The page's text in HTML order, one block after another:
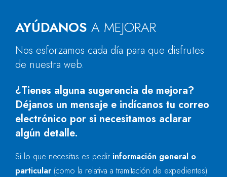
AYÚDANOS A MEJORAR
Nos esforzamos cada día para que disfrutes
de nuestra web.
¿Tienes alguna sugerencia de mejora?
Déjanos un mensaje e indícanos tu correo
electrónico por si necesitamos aclarar
algún detalle.
Si lo que necesitas es pedir información general o
particular (como la relativa a tramitación de expedientes)